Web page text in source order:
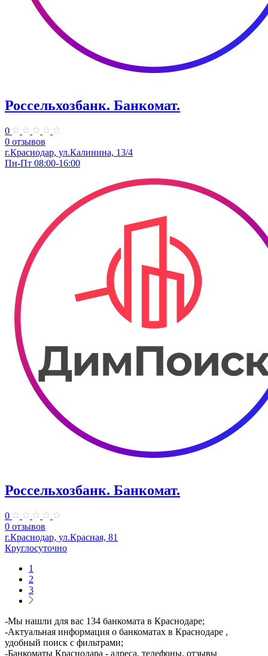
Россельхозбанк. Банкомат.
0
0 отзывов
г.Краснодар, ул.Калинина, 13/4
Пн-Пт 08:00-16:00
Россельхозбанк. Банкомат.
0
0 отзывов
г.Краснодар, ул.Красная, 81
Круглосуточно
1
2
3
-Мы нашли для вас 134 банкомата в Краснодаре;
-Актуальная информация о банкоматах в Краснодаре ,
удобный поиск с фильтрами;
-Банкоматы Краснодара - адреса, телефоны, отзывы